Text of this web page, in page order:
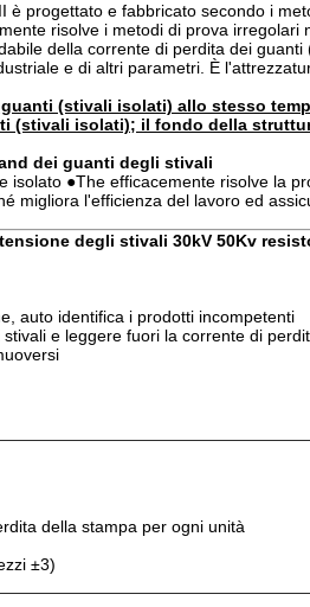
progettato e fabbricato secondo i
risolve i metodi di prova irregolari
della corrente di perdita dei
e di altri parametri. È
(stivali isolati) allo stesso
(stivali isolati); il fondo della
dei guanti degli stivali
●The efficacemente risolve la
migliora l'efficienza del lavoro ed
degli stivali 30kV 50Kv
auto identifica i prodotti incompetenti
e leggere fuori la corrente di
della stampa per ogni unità
±3)